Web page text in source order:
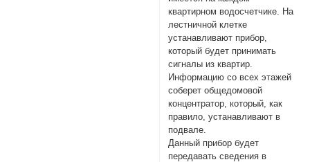
квартирном водосчетчике. На
лестничной клетке
устанавливают прибор,
который будет принимать
сигналы из квартир.
Информацию со всех этажей
соберет общедомовой
концентратор, который, как
правило, устанавливают в
подвале.
Данный прибор будет
передавать сведения в